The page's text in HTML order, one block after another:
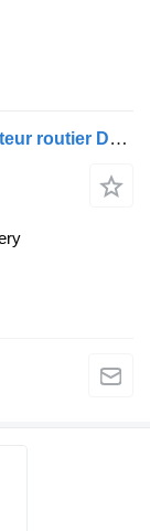
Kit de réparation WABCO 912 pour tracteur routier DAF 75 CF